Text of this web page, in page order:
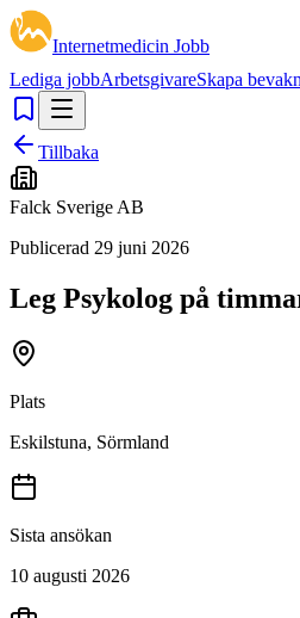
Internetmedicin Jobb
Lediga jobbArbetsgivareSkapa
Tillbaka
Falck Sverige AB
Publicerad 29 juni 2026
Leg Psykolog på
Plats
Eskilstuna, Sörmland
Sista ansökan
10 augusti 2026